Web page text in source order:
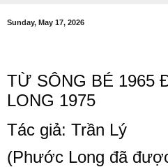
Sunday, May 17, 2026
TỪ SÔNG BÉ 1965
LONG 1975
Tác giả: Trần Lý
(Phước Long đã